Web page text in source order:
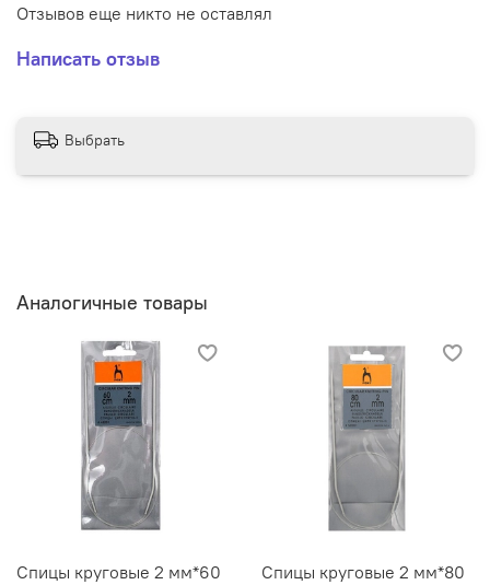
Отзывов еще никто не оставлял
Написать отзыв
Выбрать
Аналогичные товары
Спицы круговые 2 мм*60
Спицы круговые 2 мм*80